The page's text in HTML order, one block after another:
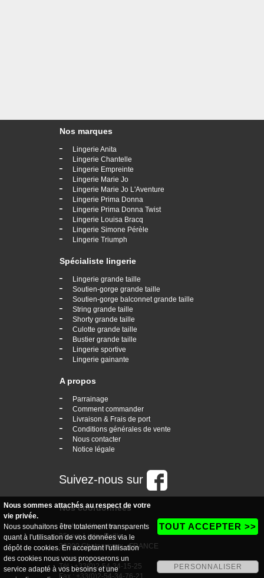
Nos marques
- Lingerie Anita
- Lingerie Chantelle
- Lingerie Empreinte
- Lingerie Marie Jo
- Lingerie Marie Jo L'Aventure
- Lingerie Prima Donna
- Lingerie Prima Donna Twist
- Lingerie Louisa Bracq
- Lingerie Simone Pérèle
- Lingerie Triumph
Spécialiste lingerie
- Lingerie grande taille
- Soutien-gorge grande taille
- Soutien-gorge balconnet grande taille
- String grande taille
- Shorty grande taille
- Culotte grande taille
- Bustier grande taille
- Lingerie sportive
- Lingerie gainante
A propos
- Parrainage
- Comment commander
- Livraison & Frais de port
- Conditions générales de vente
- Nous contacter
- Notice légale
Suivez-nous sur
Nos coordonnées
boutique Vogaine
35, rue Ledru Rollin
36000 Chateauroux - FRANCE
Tél : +33(0)2-54-34-15-25
Fax : +33(0)2-54-34-76-21
Nous sommes attachés au respect de votre
vie privée.
Nous souhaitons être totalement transparents
quant à l'utilisation de vos données via le
dépôt de cookies. En acceptant l'utilisation
des cookies nous vous proposerons un
service adapté à vos besoins et une
TOUT ACCEPTER >>
PERSONNALISER